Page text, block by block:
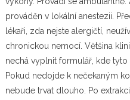
prováděn v lokální anestezii.
lékaři, zda nejste alergičtí,
chronickou nemocí. Většina
nechá vyplnit formulář, kde
Pokud nedojde k nečekaným
nebude trvat dlouho. Po